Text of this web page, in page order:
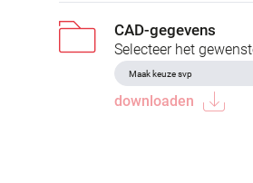
CAD-gegevens
Selecteer het
downloaden